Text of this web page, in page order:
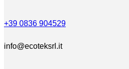
+39 0836 904529
info@ecoteksrl.it